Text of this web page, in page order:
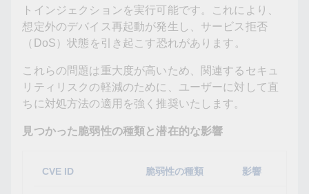
トインジェクションを実行可能です。これにより、
想定外のデバイス再起動が発生し、サービス拒否
（DoS）状態を引き起こす恐れがあります。
これらの問題は重大度が高いため、関連するセキュ
リティリスクの軽減のために、ユーザーに対して直
ちに対処方法の適用を強く推奨いたします。
見つかった脆弱性の種類と潜在的な影響
CVE ID 脆弱性の種類 影響